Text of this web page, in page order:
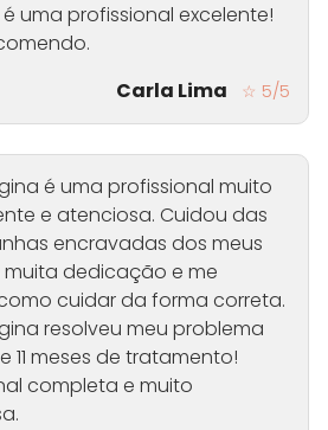
é uma profissional excelente!
Carla Lima
☆ 5/5
é uma profissional muito
e atenciosa. Cuidou das
encravadas dos meus
dedicação e me
cuidar da forma correta.
resolveu meu problema
11 meses de tratamento!
completa e muito